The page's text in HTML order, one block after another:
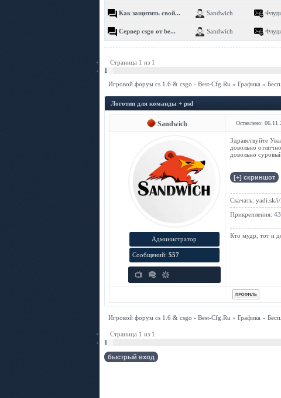
Как защитить свой... Sandwich
Сервер csgo от be... Sandwich
Страница 1 из 1
1
Игровой форум cs 1.6 & csgo - Best-Cfg.Ru » Графика »
Логотип для команды + psd
Sandwich Оставлено:
Администратор
Сообщений: 557
Здравствуйте
довольно
довольно
Скачать: yadi.sk/
Прикрепления:
Кто мудр, тот и
Игровой форум cs 1.6 & csgo - Best-Cfg.Ru » Графика »
Страница 1 из 1
1